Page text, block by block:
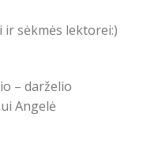
sėkmės lektorei:)
– darželio
Angelė